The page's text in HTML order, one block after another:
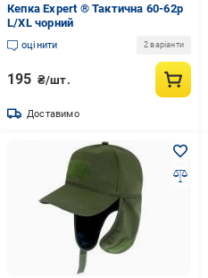
Кепка Expert ® Тактична 60-62р
L/XL чорний
оцінити 2 варіанти
195 ₴/шт.
Доставимо